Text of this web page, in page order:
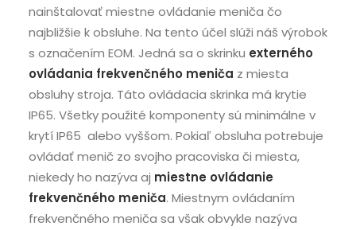
nainštalovať miestne ovládanie meniča čo
najbližšie k obsluhe. Na tento účel slúži náš výrobok
s označením EOM. Jedná sa o skrinku externého
ovládania frekvenčného meniča z miesta
obsluhy stroja. Táto ovládacia skrinka má krytie
IP65. Všetky použité komponenty sú minimálne v
krytí IP65 alebo vyššom. Pokiaľ obsluha potrebuje
ovládať menič zo svojho pracoviska či miesta,
niekedy ho nazýva aj miestne ovládanie
frekvenčného meniča. Miestnym ovládaním
frekvenčného meniča sa však obvykle nazýva